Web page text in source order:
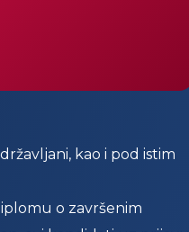
kao i pod istim
o završenim